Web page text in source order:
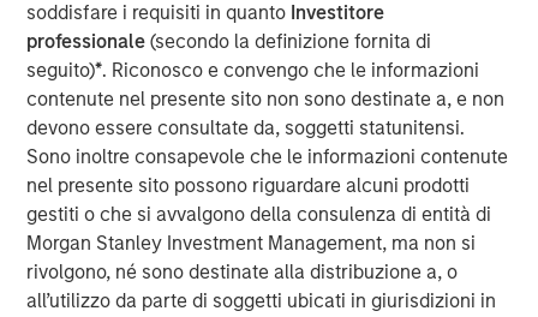
soddisfare i requisiti in quanto Investitore
professionale(secondo la definizione fornita di
seguito)*. Riconosco e convengo che le informazioni
contenute nel presente sito non sono destinate a, e non
devono essere consultate da, soggetti statunitensi.
Sono inoltre consapevole che le informazioni contenute
nel presente sito possono riguardare alcuni prodotti
gestiti o che si avvalgono della consulenza di entità di
Morgan Stanley Investment Management, ma non si
rivolgono, né sono destinate alla distribuzione a, o
all’utilizzo da parte di soggetti ubicati in giurisdizioni in
“Medsphere’s breadth of offering combined with their
depth of functionality and overall affordability
differentiates it from the rest of the industry,” said Bill
Reiland, Managing Director of Morgan Stanley Expansion
Capital and Head of Morgan Stanley Expansion Credit.
“The company is a true innovator, giving hospitals and
clinics the workflow and technology they need at prices
they can pay. We’re excited to invest in Medsphere as
they continue to share their unique offering with
healthcare organizations.”